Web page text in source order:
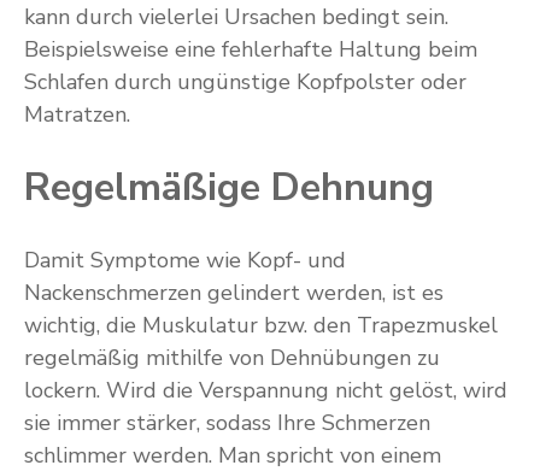
kann durch vielerlei Ursachen bedingt sein.
Beispielsweise eine fehlerhafte Haltung beim
Schlafen durch ungünstige Kopfpolster oder
Matratzen.
Regelmäßige Dehnung
Damit Symptome wie Kopf- und
Nackenschmerzen gelindert werden, ist es
wichtig, die Muskulatur bzw. den Trapezmuskel
regelmäßig mithilfe von Dehnübungen zu
lockern. Wird die Verspannung nicht gelöst, wird
sie immer stärker, sodass Ihre Schmerzen
schlimmer werden. Man spricht von einem